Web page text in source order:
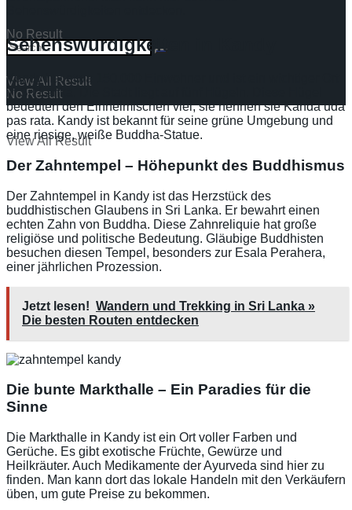
No Result
View All Result
No Result
View All Result
Sehenswürdigkeiten in Kandy
Kandy hat etwa 150.000 Einwohner und ist ein wichtiger Ort
in Sri Lanka. Die Stadt liegt auf fünf Hügeln. Diese Hügel
bedeuten den Einheimischen viel, sie nennen sie Kanda uda
pas rata. Kandy ist bekannt für seine grüne Umgebung und
eine riesige, weiße Buddha-Statue.
Der Zahntempel – Höhepunkt des Buddhismus
Der Zahntempel in Kandy ist das Herzstück des
buddhistischen Glaubens in Sri Lanka. Er bewahrt einen
echten Zahn von Buddha. Diese Zahnreliquie hat große
religiöse und politische Bedeutung. Gläubige Buddhisten
besuchen diesen Tempel, besonders zur Esala Perahera,
einer jährlichen Prozession.
Jetzt lesen! Wandern und Trekking in Sri Lanka »
Die besten Routen entdecken
Die bunte Markthalle – Ein Paradies für die
Sinne
Die Markthalle in Kandy ist ein Ort voller Farben und
Gerüche. Es gibt exotische Früchte, Gewürze und
Heilkräuter. Auch Medikamente der Ayurveda sind hier zu
finden. Man kann dort das lokale Handeln mit den Verkäufern
üben, um gute Preise zu bekommen.